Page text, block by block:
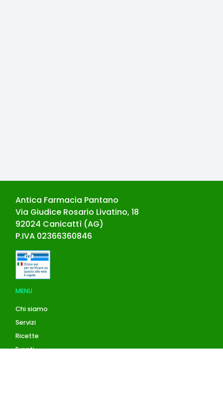
Antica Farmacia Pantano
Via Giudice Rosario Livatino, 18
92024 Canicattì (AG)
P.IVA 02366360846
MENU
Chi siamo
Servizi
Ricette
Eventi